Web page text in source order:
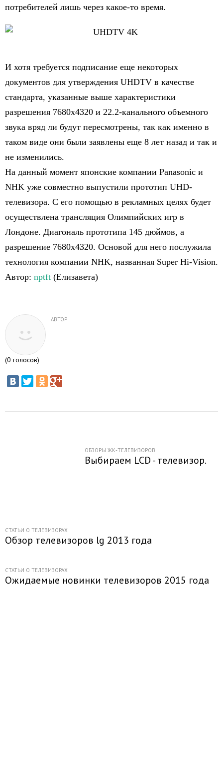
потребителей лишь через какое-то время.
И хотя требуется подписание еще некоторых
документов для утверждения UHDTV в качестве
стандарта, указанные выше характеристики
разрешения 7680x4320 и 22.2-канального объемного
звука вряд ли будут пересмотрены, так как именно в
таком виде они были заявлены еще 8 лет назад и так и
не изменились.
На данный момент японские компании Panasonic и
NHK уже совместно выпустили прототип UHD-
телевизора. С его помощью в рекламных целях будет
осуществлена трансляция Олимпийских игр в
Лондоне. Диагональ прототипа 145 дюймов, а
разрешение 7680x4320. Основой для него послужила
технология компании NHK, названная Super Hi-Vision.
Автор: nptft (Елизавета)
АВТОР
(0 голосов)
ОБЗОРЫ ЖК-ТЕЛЕВИЗОРОВ
Выбираем LCD - телевизор.
СТАТЬИ О ТЕЛЕВИЗОРАХ
Обзор телевизоров lg 2013 года
СТАТЬИ О ТЕЛЕВИЗОРАХ
Ожидаемые новинки телевизоров 2015 года